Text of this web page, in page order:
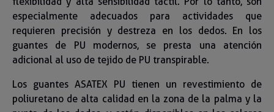
especialmente adecuados para actividades que
requieren precisión y destreza en los dedos. En los
guantes de PU modernos, se presta una atención
adicional al uso de tejido de PU transpirable.
Los guantes ASATEX PU tienen un revestimiento de
poliuretano de alta calidad en la zona de la palma y la